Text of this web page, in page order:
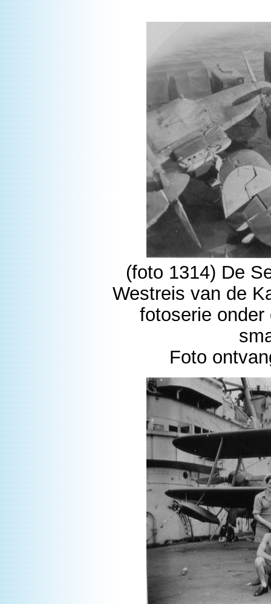
(foto 1314) De
Westreis van de
fotoserie onder
Foto